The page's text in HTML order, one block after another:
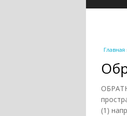
Вы
Главная
(1)